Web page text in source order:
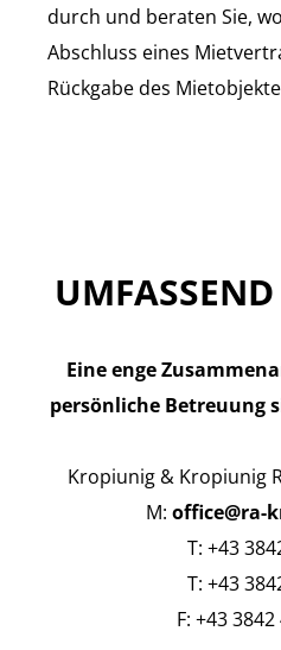
durch und beraten Sie,
Abschluss eines
Rückgabe des
Eine enge
persönliche Betreuung
Kropiunig & Kropiunig
M: office@ra-
T: +43
T: +43
F: +43